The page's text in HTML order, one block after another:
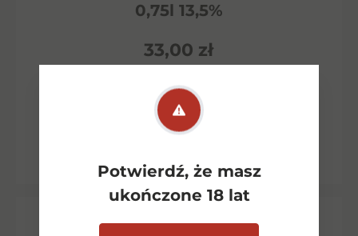
Potwierdź, że masz
ukończone 18 lat
0,75l 13,5%
33,00 zł
Dowiedz się więcej